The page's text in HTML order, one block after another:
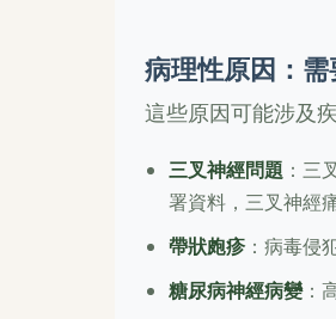
病理性原因：
這些原因可能涉及
三叉神經問題 ：三
署資料，三叉神經
帶狀皰疹：病毒侵
糖尿病神經病變：